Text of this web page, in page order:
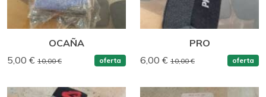
OCAÑA
5,00 € 10,00 € oferta
PRO
6,00 € 10,00 € oferta